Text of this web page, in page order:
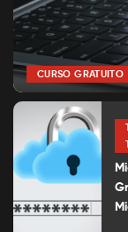
CURSO GRATUITO
Posted
por Alexia Silva